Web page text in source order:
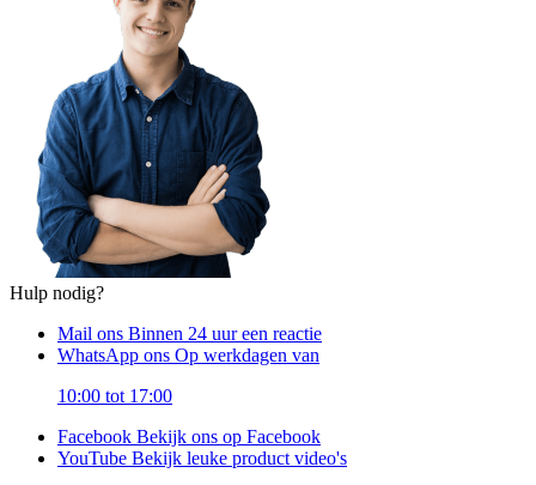
Hulp nodig?
Mail ons Binnen 24 uur een reactie
WhatsApp ons Op werkdagen van
10:00 tot 17:00
Facebook Bekijk ons op Facebook
YouTube Bekijk leuke product video's